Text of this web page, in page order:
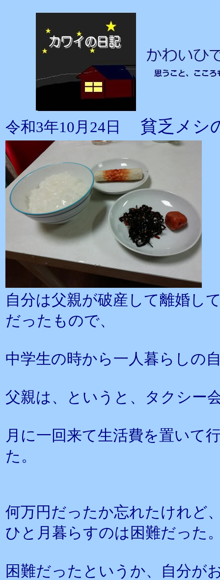
令和3年10月24日 貧乏メ
自分は父親が破産して離婚し
だったもので、
中学生の時から一人暮らしの
父親は、というと、タクシー
月に一回来て生活費を置いて
た。
何万円だったか忘れたけれど
ひと月暮らすのは困難だった
困難だったというか、自分が